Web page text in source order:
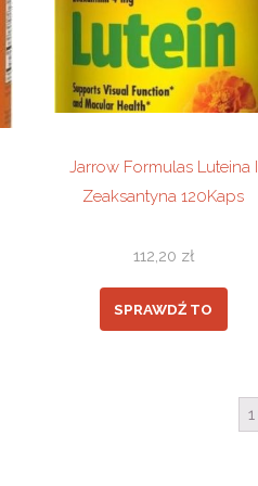
Jarrow Formulas Luteina I
Zeaksantyna 120Kaps
112,20 zł
SPRAWDŹ TO
1